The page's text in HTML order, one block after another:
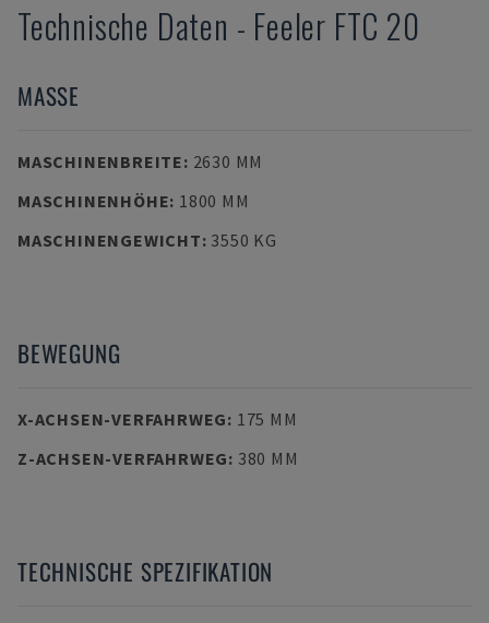
Technische Daten - Feeler FTC 20
MASSE
MASCHINENBREITE: 2630 MM
MASCHINENHÖHE: 1800 MM
MASCHINENGEWICHT: 3550 KG
BEWEGUNG
X-ACHSEN-VERFAHRWEG: 175 MM
Z-ACHSEN-VERFAHRWEG: 380 MM
TECHNISCHE SPEZIFIKATION